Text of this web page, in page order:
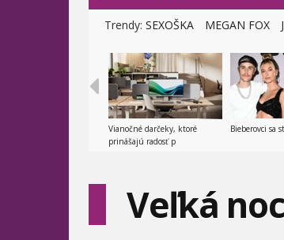
Trendy: SEXOŠKA MEGAN FOX
Vianočné darčeky, ktoré
prinášajú radosť p
Bieberovci sa
Veľká